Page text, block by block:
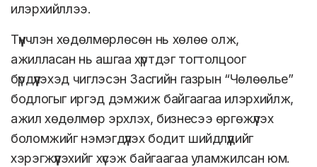
илэрхийллээ.
Түүнчлэн хөдөлмөрлөсөн нь хөлөө олж,
ажилласан нь ашгаа хүртдэг тогтолцоог
бүрдүүлэхэд чиглэсэн Засгийн газрын “Чөлөөлье”
бодлогыг иргэд дэмжиж байгаагаа илэрхийлж,
ажил хөдөлмөр эрхлэх, бизнесээ өргөжүүлэх
боломжийг нэмэгдүүлэх бодит шийдлүүдийг
хэрэгжүүлэхийг хүсэж байгаагаа уламжилсан юм.